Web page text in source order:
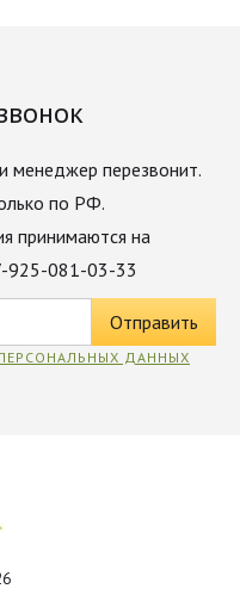
менеджер перезвонит.
по РФ.
принимаются на
925-081-03-33
ДАННЫХ